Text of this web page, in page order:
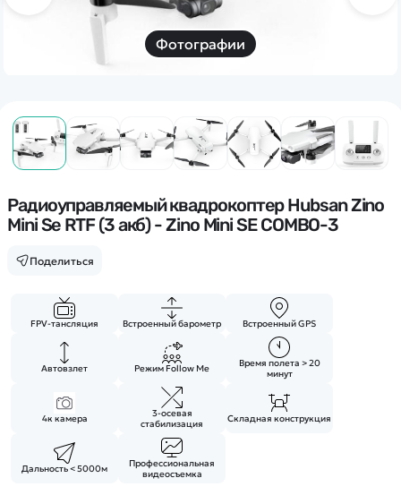
Фотографии
Радиоуправляемый квадрокоптер Hubsan Zino
Mini Se RTF (3 акб) - Zino Mini SE COMBO-3
Поделиться
FPV-тансляция Встроенный барометр Встроенный GPS
Автовзлет Режим Follow Me
Время полета > 20
минут
4к камера
3-осевая
стабилизация
Складная конструкция
Дальность < 5000м
Профессиональная
видеосъемка
Дополнительный способ связи
WhatsApp/Мобильный
Есть вопрос? Можем связаться с вами
Заказать звонок
Квадрокоптеры
Машинки
Вертолеты
Роботы
Информация
Блог
Статьи про беспилотники
Обзор квадрокоптеров
Покупателю
Контакты
Оплата и доставка